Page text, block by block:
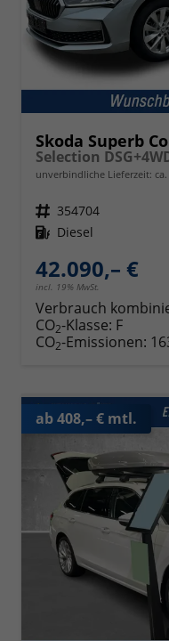
Skoda Superb
unverbindliche Lieferzeit:
Fahrzeugnr. 354704
Kraftstoff Diesel
42.090,– €
incl. 19% MwSt.
Verbrauch
CO2-Klasse: F
CO2-Emissionen:
ab 408,– € mtl.